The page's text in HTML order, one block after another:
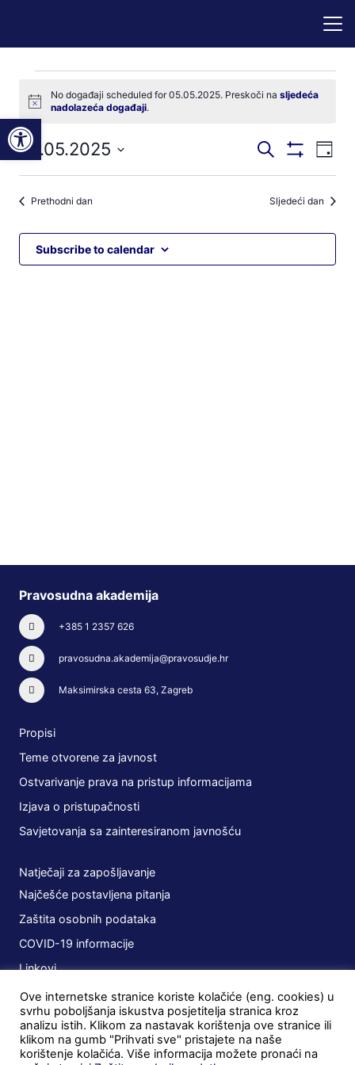
Događaji
for
05.05.2025
Notice
No događaji scheduled for 05.05.2025. Preskoči nasljedeća
nadolazeća događaji.
Događaji
pretraga
Pretraži
Filtere
Dan
05.05.2025
Odaberite
datum.
Prethodni dan Sljedeći dan
Subscribe to calendar
Pravosudna akademija
+385 1 2357 626
pravosudna.akademija@pravosudje.hr
Maksimirska cesta 63, Zagreb
Propisi
Teme otvorene za javnost
Ostvarivanje prava na pristup informacijama
Izjava o pristupačnosti
Savjetovanja sa zainteresiranom javnošću
Natječaji za zapošljavanje
Najčešće postavljena pitanja
Zaštita osobnih podataka
COVID-19 informacije
Linkovi
Planovi
Javna nabava
Ugovori
Ove internetske stranice koriste kolačiće (eng. cookies) u
svrhu poboljšanja iskustva posjetitelja stranica kroz
analizu istih. Klikom za nastavak korištenja ove stranice ili
klikom na gumb "Prihvati sve" pristajete na naše
korištenje kolačića. Više informacija možete pronaći na
Open toolbar